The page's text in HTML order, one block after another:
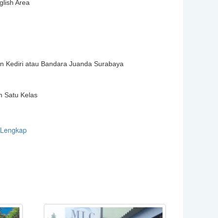
Area
Kediri atau Bandara Juanda Surabaya
Satu Kelas